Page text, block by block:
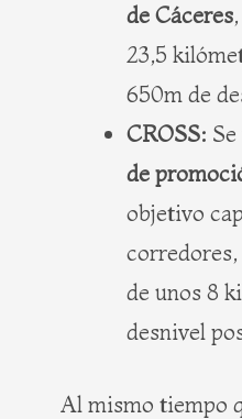
de Cáceres
23,5
650m de
CROSS:
de
objetivo
de unos 8
desnivel
Al mismo tiempo